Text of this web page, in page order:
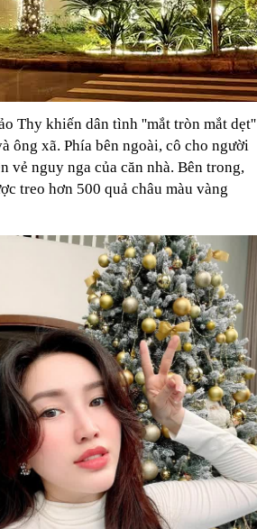
Thy khiến dân tình ''mắt tròn mắt dẹt''
ông xã. Phía bên ngoài, cô cho người
vẻ nguy nga của căn nhà. Bên trong,
treo hơn 500 quả châu màu vàng